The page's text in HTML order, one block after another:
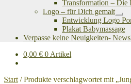
Transformation – Die
Logo – für Dich gemalt
Entwicklung Logo
Plakat Babymassage
Verpasse keine Neuigkeiten-
0,00 € 0 Artikel
Start /Produkte verschlagwortet mit